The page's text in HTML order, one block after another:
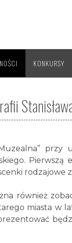
KONKURSY
przy
rodzajowe
również
miasta w